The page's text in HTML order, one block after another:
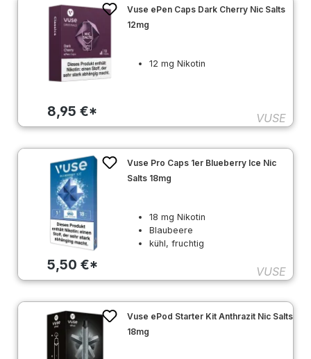
8,95 €*
Vuse ePen Caps Dark Cherry Nic Salts
12mg
12 mg Nikotin
VUSE
5,50 €*
Vuse Pro Caps 1er Blueberry Ice Nic
Salts 18mg
18 mg Nikotin
Blaubeere
kühl, fruchtig
VUSE
Vuse ePod Starter Kit Anthrazit Nic Salts
18mg